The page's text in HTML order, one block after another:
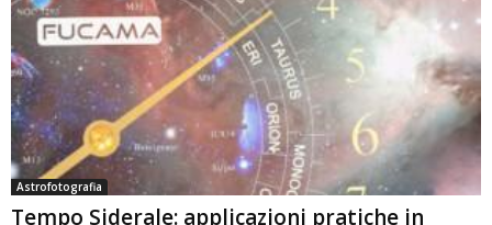
Astrofotografia
Tempo Siderale: applicazioni pratiche in